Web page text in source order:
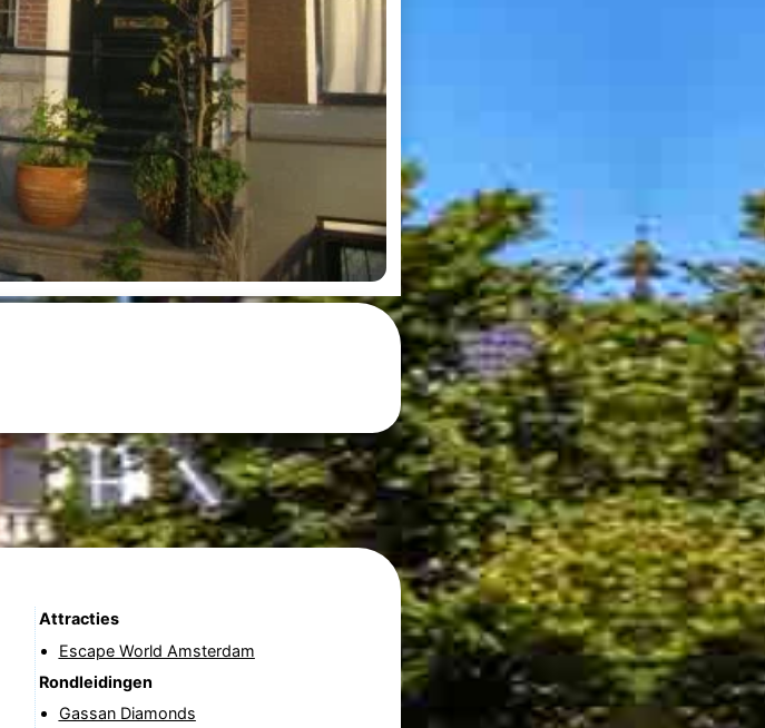
Attracties
Escape World Amsterdam
Rondleidingen
Gassan Diamonds